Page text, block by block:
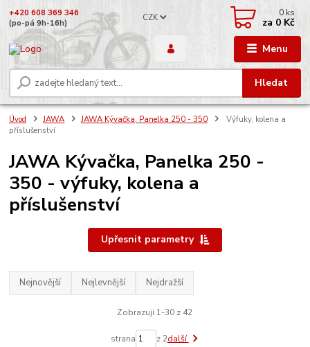
Menu
CZK
Hledat
+420 608 369 346
(po-pá 9h-16h)
0 ks
za 0 Kč
Úvod JAWA JAWA Kývačka, Panelka 250 - 350
Výfuky, kolena a
příslušenství
JAWA Kývačka, Panelka 250 -
350 - výfuky, kolena a
příslušenství
Upřesnit parametry
Nejnovější Nejlevnější Nejdražší
Zobrazuji 1-30 z 42
strana z 2další